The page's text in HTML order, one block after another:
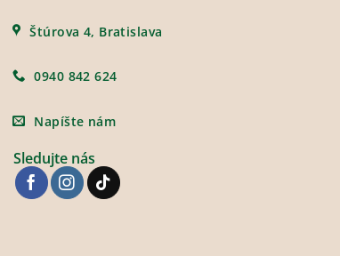
Štúrova 4, Bratislava
0940 842 624
Napíšte nám
Sledujte nás